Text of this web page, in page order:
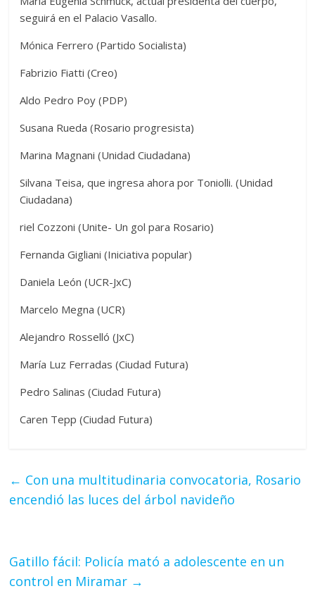
seguirá en el Palacio Vasallo.
Mónica Ferrero (Partido Socialista)
Fabrizio Fiatti (Creo)
Aldo Pedro Poy (PDP)
Susana Rueda (Rosario progresista)
Marina Magnani (Unidad Ciudadana)
Silvana Teisa, que ingresa ahora por Toniolli. (Unidad
Ciudadana)
riel Cozzoni (Unite- Un gol para Rosario)
Fernanda Gigliani (Iniciativa popular)
Daniela León (UCR-JxC)
Marcelo Megna (UCR)
Alejandro Rosselló (JxC)
María Luz Ferradas (Ciudad Futura)
Pedro Salinas (Ciudad Futura)
Caren Tepp (Ciudad Futura)
← Con una multitudinaria convocatoria, Rosario
encendió las luces del árbol navideño
Gatillo fácil: Policía mató a adolescente en un
control en Miramar →